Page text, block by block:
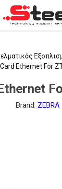
Card Ethernet For
Brand: ZEBRA